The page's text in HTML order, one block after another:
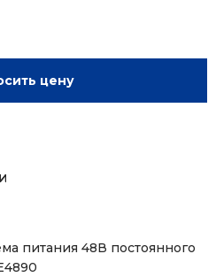
цену
питания 48В постоянного